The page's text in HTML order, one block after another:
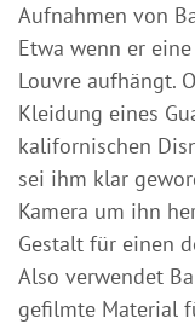
Aufnahmen von
Etwa wenn er
Louvre aufhängt.
Kleidung eines
kalifornischen
sei ihm klar
Kamera um ihn
Gestalt für einen
Also verwendet
gefilmte Material